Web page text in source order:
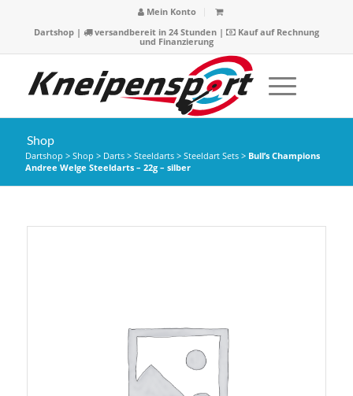
Mein Konto
Dartshop| versandbereit in 24 Stunden |
Kauf auf Rechnung
und Finanzierung
Shop
Dartshop > Shop > Darts> Steeldarts> Steeldart Sets> Bull’s Champions
Andree Welge Steeldarts – 22g – silber